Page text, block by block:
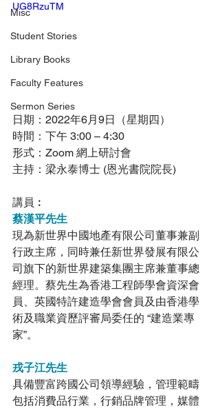
Misc
Student Stories
Library Books
Faculty Features
Sermon Series
UG8RzuTM
日期：​2022年6月9日（星期四）
時間：​下午 3:00 – 4:30
形式：​Zoom 網上研討會
主持：​梁永泰博士 (恩光書院院長)
講員︰
蔡漢平先生
現為新世界中國地產有限公司董事兼副
行政主席，同時兼任新世界發展有限公
司旗下的新世界建築集團主席兼董事總
經理。蔡先生為香港工程師學會資深會
員、英國特許建造學會會員及由香港學
術及職業資歷評審局委任的 “建造業專
家”。
戎子江先生
具備豐富跨國公司領導經驗，管理範疇
包括消費品行業，行銷品牌管理，媒體